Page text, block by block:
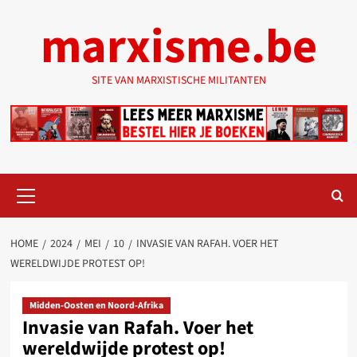
marxisme.be
SITE VAN MARXISTISCHE MILITANTEN
menu
HOME 2024 MEI 10
INVASIE VAN RAFAH. VOER HET
WERELDWIJDE PROTEST OP!
Midden-Oosten en Noord-Afrika
Invasie van Rafah. Voer het
wereldwijde protest op!